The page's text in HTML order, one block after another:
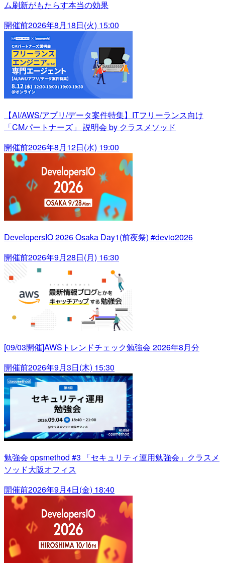
ム刷新がもたらす本当の効果
開催前2026年8月18日(火) 15:00
【AI/AWS/アプリ/データ案件特集】ITフリーランス向け
「CMパートナーズ」 説明会 by クラスメソッド
開催前2026年8月12日(水) 19:00
DevelopersIO 2026 Osaka Day1(前夜祭) #devio2026
開催前2026年9月28日(月) 16:30
[09/03開催]AWSトレンドチェック勉強会 2026年8月分
開催前2026年9月3日(木) 15:30
勉強会 opsmethod #3 「セキュリティ運用勉強会」クラスメ
ソッド大阪オフィス
開催前2026年9月4日(金) 18:40